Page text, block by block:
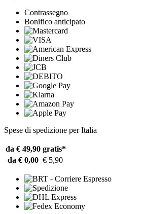
Contrassegno
Bonifico anticipato
Spese di spedizione per Italia
da € 49,90 gratis*
da € 0,00 € 5,90